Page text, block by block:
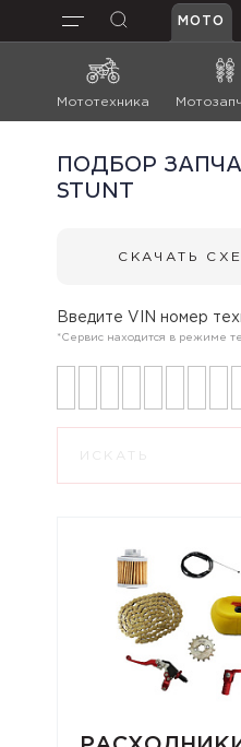
МОТО
Мототехника
ПОДБОР
STUNT
СКАЧАТЬ
Введите VIN номер
*Сервис находится в режиме